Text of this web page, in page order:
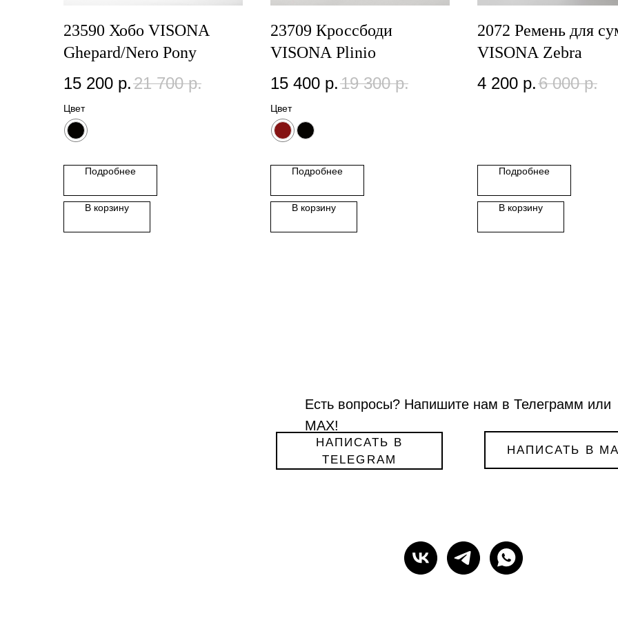
23590 Хобо VISONA
Ghepard/Nero Pony
15 200 р.21 700 р.
Цвет
Подробнее
В корзину
23709 Кроссбоди
VISONA Plinio
15 400 р.19 300 р.
Цвет
Подробнее
В корзину
2072 Ремень для
VISONA Zebra
4 200 р.6 000 р.
Подробнее
В корзину
Есть вопросы? Напишите нам в Телеграмм или
МАХ!
НАПИСАТЬ В
НАПИСАТЬ В
TELEGRAM